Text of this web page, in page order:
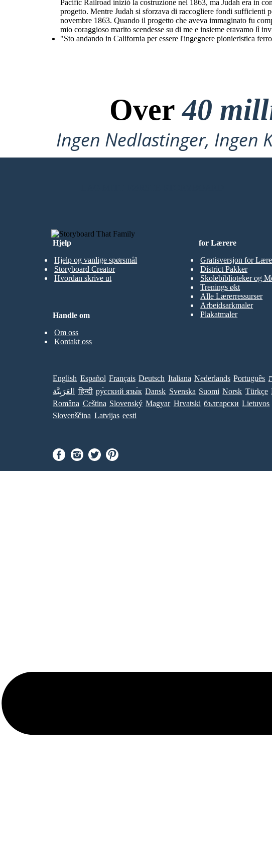
Pacific Railroad iniziò la costruzione nel 1863, ma Judah era in
progetto. Mentre Judah si sforzava di raccogliere fondi sufficienti
novembre 1863. Quando il progetto che aveva immaginato fu
mio coraggioso marito scendesse su di me e insieme eravamo lì
"Sto andando in California per essere l'ingegnere pionieristica
Over40
Ingen Nedlastinger, Ingen
Hjelp
Hjelp og vanlige spørsmål
Storyboard Creator
Hvordan skrive ut
for Lærere
Gratisversjon for
District Pakker
Skolebiblioteker og
Trenings økt
Alle Lærerressurser
Arbeidsarkmaler
Plakatmaler
Handle om
Om oss
Kontakt oss
English Español Français Deutsch Italiana Nederlands Português
العَرَبِيَّة
हिन्दी ру́сский язы́к Dansk Svenska Suomi Norsk Türkçe
Româna Ceština Slovenský Magyar Hrvatski български Lietuvos
Slovenščina Latvijas eesti